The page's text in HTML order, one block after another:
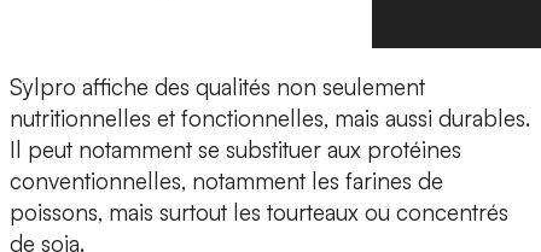
Sylpro affiche des qualités non seulement
nutritionnelles et fonctionnelles, mais aussi durables.
Il peut notamment se substituer aux protéines
conventionnelles, notamment les farines de
poissons, mais surtout les tourteaux ou concentrés
de soja.